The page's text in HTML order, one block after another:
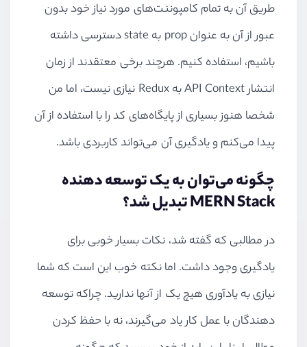
طریق آن به تمام کامپوننت‌های مورد نیاز خود بدون
عبور از آن به عنوانprop به stateدسترسی داشته
باشیم، استفاده کنیم. هرچند برخی معتقدند از زمان
انتشارAPI ContextبهRedux نیازی نیست، اما من
شخصا هنوز بسیاری از پایگاه‌های کد را با استفاده از آن
پیدا می‌کنم و یادگیری آن می‌تواند کاربردی باشد.
چگونه می‌توان به یک توسعه دهنده
MERN Stackتبدیل شد؟
در مطالبی که گفته شد، نکات بسیار خوبی برای
یادگیری وجود داشت. اما نکته خوب این است که شما
نیازی به یادآوری هیچ یک از آنها ندارید. چراکه توسعه
دهندگان با عمل کار یاد می‌گیرند، نه با حفظ کردن